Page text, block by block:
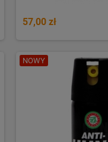
57,00 zł
NOWY